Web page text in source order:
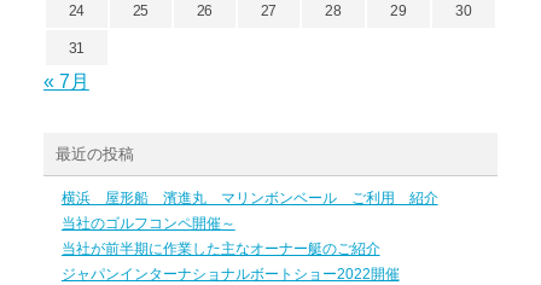
24 25 26 27 28 29 30
31
« 7月
最近の投稿
横浜 屋形船 濱進丸 マリンボンベール ご利用 紹介
当社のゴルフコンペ開催～
当社が前半期に作業した主なオーナー艇のご紹介
ジャパンインターナショナルボートショー2022開催